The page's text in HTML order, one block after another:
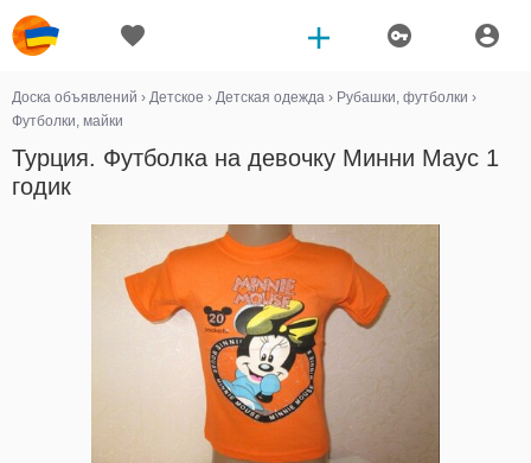
Доска объявлений › Детское › Детская одежда › Рубашки, футболки ›
Футболки, майки
Турция. Футболка на девочку Минни Маус 1
годик